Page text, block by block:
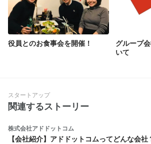
役員とのお食事会を開催！
グループ
いて
スタートアップ
関連するストーリー
株式会社アドドットコム
【会社紹介】アドドットコムってどんな会社